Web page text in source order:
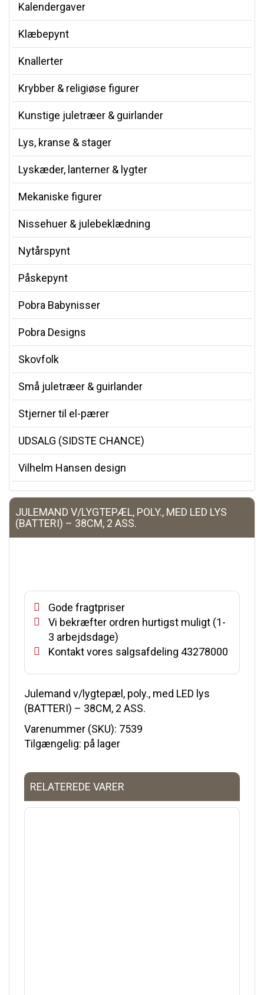
Kalendergaver
Klæbepynt
Knallerter
Krybber & religiøse figurer
Kunstige juletræer & guirlander
Lys, kranse & stager
Lyskæder, lanterner & lygter
Mekaniske figurer
Nissehuer & julebeklædning
Nytårspynt
Påskepynt
Pobra Babynisser
Pobra Designs
Skovfolk
Små juletræer & guirlander
Stjerner til el-pærer
UDSALG (SIDSTE CHANCE)
Vilhelm Hansen design
JULEMAND V/LYGTEPÆL, POLY., MED LED LYS
(BATTERI) – 38CM, 2 ASS.
Gode fragtpriser
Vi bekræfter ordren hurtigst muligt (1-
3 arbejdsdage)
Kontakt vores salgsafdeling 43278000
Julemand v/lygtepæl, poly., med LED lys
(BATTERI) – 38CM, 2 ASS.
Varenummer (SKU): 7539
Tilgængelig: på lager
RELATEREDE VARER